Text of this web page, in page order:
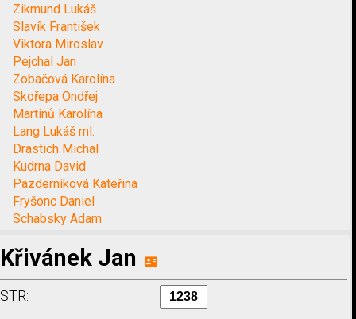
Zikmund Lukáš
Slavík František
Viktora Miroslav
Pejchal Jan
Zobačová Karolína
Skořepa Ondřej
Martinů Karolína
Lang Lukáš ml.
Drastich Michal
Kudrna David
Pazderníková Kateřina
Fryšonc Daniel
Schabsky Adam
Křivánek Jan
STR: